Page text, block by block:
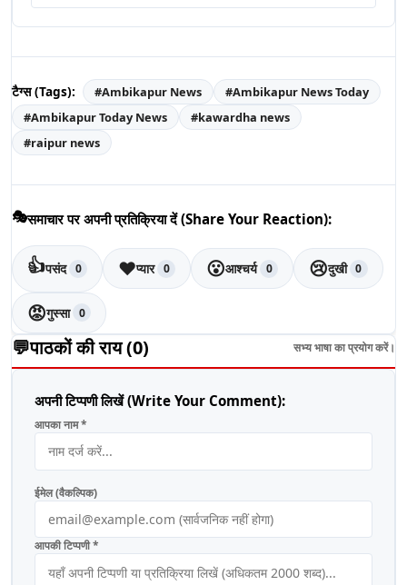
टैग्स (Tags): #Ambikapur News #Ambikapur News Today
#Ambikapur Today News #kawardha news
#raipur news
🎭समाचार पर अपनी प्रतिक्रिया दें (Share Your Reaction):
👍पसंद 0 ❤️प्यार 0 😮आश्चर्य 0 😢दुखी 0
😡गुस्सा 0
💬पाठकों की राय (0) सभ्य भाषा का प्रयोग करें।
अपनी टिप्पणी लिखें (Write Your Comment):
आपका नाम *
ईमेल (वैकल्पिक)
आपकी टिप्पणी *